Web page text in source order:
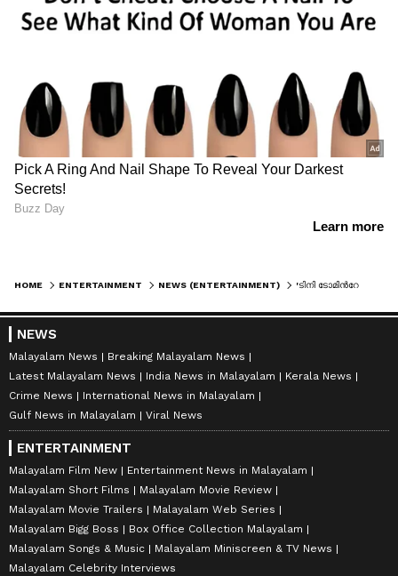
HOME ENTERTAINMENT NEWS (ENTERTAINMENT)
NEWS
Malayalam News
Breaking Malayalam News
Latest Malayalam News
India News in Malayalam
Kerala News
Crime News
International News in Malayalam
Gulf News in Malayalam
Viral News
ENTERTAINMENT
Malayalam Film New
Entertainment News in Malayalam
Malayalam Short Films
Malayalam Movie Review
Malayalam Movie Trailers
Malayalam Web Series
Malayalam Bigg Boss
Box Office Collection Malayalam
Malayalam Songs & Music
Malayalam Miniscreen & TV News
Malayalam Celebrity Interviews